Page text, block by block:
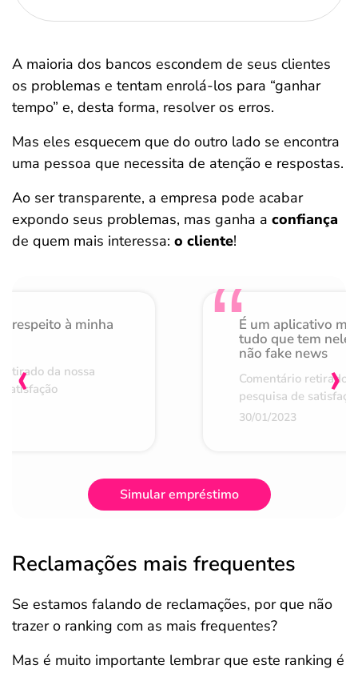
A maioria dos bancos escondem de seus clientes
os problemas e tentam enrolá-los para “ganhar
tempo” e, desta forma, resolver os erros.
Mas eles esquecem que do outro lado se encontra
uma pessoa que necessita de atenção e respostas.
Ao ser transparente, a empresa pode acabar
expondo seus problemas, mas ganha a confiança
de quem mais interessa: o cliente!
respeito à minha
da nossa
É um aplicativo
tudo que tem nele
não fake news
Comentário retirado
pesquisa de
30/01/2023
‹ ›
Simular empréstimo
Reclamações mais frequentes
Se estamos falando de reclamações, por que não
trazer o ranking com as mais frequentes?
Mas é muito importante lembrar que este ranking é